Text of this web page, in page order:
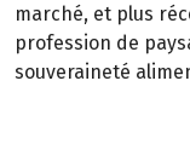
marché, et plus
profession de
souveraineté